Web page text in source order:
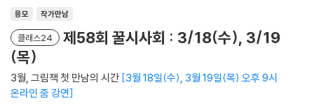
응모 작가만남
클래스24
제58회 꿀시사회 : 3/18(수), 3/19
(목)
3월, 그림책 첫 만남의 시간 3월 18일(수), 3월 19일(목) 오후 9시
온라인 줌 강연